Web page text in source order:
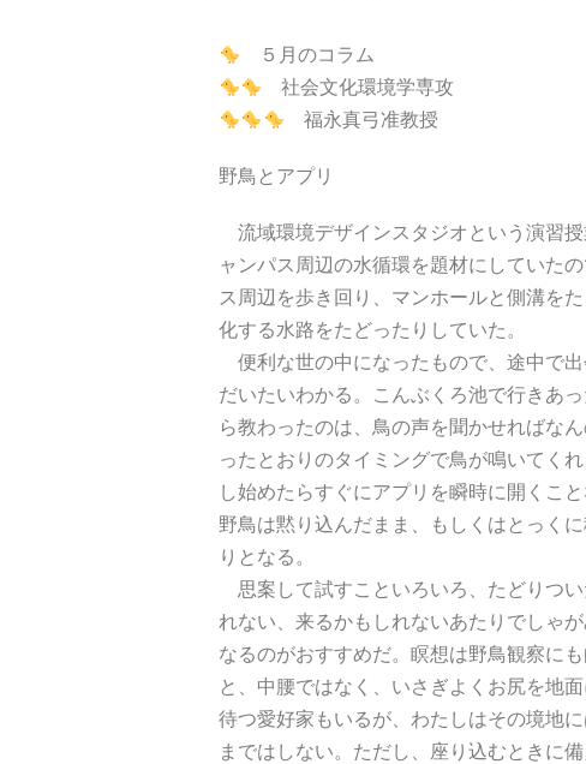
５月のコラム
社会文化環境学専攻
福永真弓准教授
野鳥とアプリ
流域環境デザインスタジオという演習
ャンパス周辺の水循環を題材にしていた
ス周辺を歩き回り、マンホールと側溝を
化する水路をたどったりしていた。
便利な世の中になったもので、途中で
だいたいわかる。こんぶくろ池で行きあ
ら教わったのは、鳥の声を聞かせればな
ったとおりのタイミングで鳥が鳴いてく
し始めたらすぐにアプリを瞬時に開くこ
野鳥は黙り込んだまま、もしくはとっく
りとなる。
思案して試すこといろいろ、たどりつ
れない、来るかもしれないあたりでしゃ
なるのがおすすめだ。瞑想は野鳥観察に
と、中腰ではなく、いさぎよくお尻を地
待つ愛好家もいるが、わたしはその境地
まではしない。ただし、座り込むときに